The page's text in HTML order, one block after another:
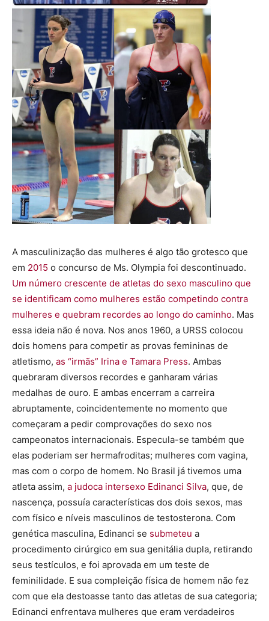
A masculinização das mulheres é algo tão grotesco que
em 2015 o concurso de Ms. Olympia foi descontinuado.
Um número crescente de atletas do sexo masculino que
se identificam como mulheres estão competindo contra
mulheres e quebram recordes ao longo do caminho. Mas
essa ideia não é nova. Nos anos 1960, a URSS colocou
dois homens para competir as provas femininas de
atletismo, as “irmãs” Irina e Tamara Press. Ambas
quebraram diversos recordes e ganharam várias
medalhas de ouro. E ambas encerram a carreira
abruptamente, coincidentemente no momento que
começaram a pedir comprovações do sexo nos
campeonatos internacionais. Especula-se também que
elas poderiam ser hermafroditas; mulheres com vagina,
mas com o corpo de homem. No Brasil já tivemos uma
atleta assim, a judoca intersexo Edinanci Silva, que, de
nascença, possuía características dos dois sexos, mas
com físico e níveis masculinos de testosterona. Com
genética masculina, Edinanci se submeteu a
procedimento cirúrgico em sua genitália dupla, retirando
seus testículos, e foi aprovada em um teste de
feminilidade. E sua compleição física de homem não fez
com que ela destoasse tanto das atletas de sua categoria;
Edinanci enfrentava mulheres que eram verdadeiros